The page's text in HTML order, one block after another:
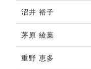
沼井 裕子
茅原 綾葉
重野 恵多